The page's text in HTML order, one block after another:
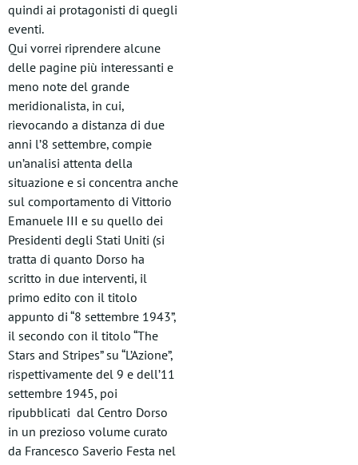
quindi ai protagonisti di quegli
eventi.
Qui vorrei riprendere alcune
delle pagine più interessanti e
meno note del grande
meridionalista, in cui,
rievocando a distanza di due
anni l’8 settembre, compie
un’analisi attenta della
situazione e si concentra anche
sul comportamento di Vittorio
Emanuele III e su quello dei
Presidenti degli Stati Uniti (si
tratta di quanto Dorso ha
scritto in due interventi, il
primo edito con il titolo
appunto di “8 settembre 1943”,
il secondo con il titolo “The
Stars and Stripes” su “L’Azione”,
rispettivamente del 9 e dell’11
settembre 1945, poi
ripubblicati dal Centro Dorso
in un prezioso volume curato
da Francesco Saverio Festa nel